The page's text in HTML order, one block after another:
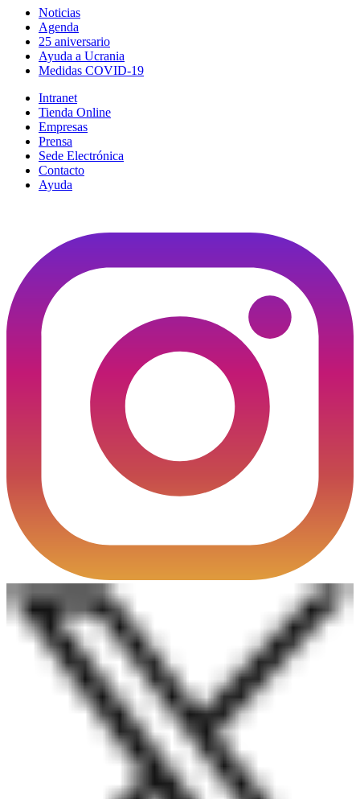
Noticias
Agenda
25 aniversario
Ayuda a Ucrania
Medidas COVID-19
Intranet
Tienda Online
Empresas
Prensa
Sede Electrónica
Contacto
Ayuda